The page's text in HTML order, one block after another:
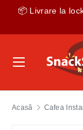
📦 Livrare la
Caută
Tip produs
Meniu
Acasă Cafea